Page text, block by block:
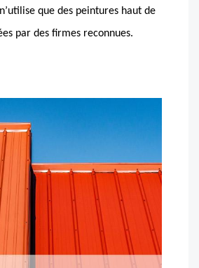
que des peintures haut de
par des firmes reconnues.